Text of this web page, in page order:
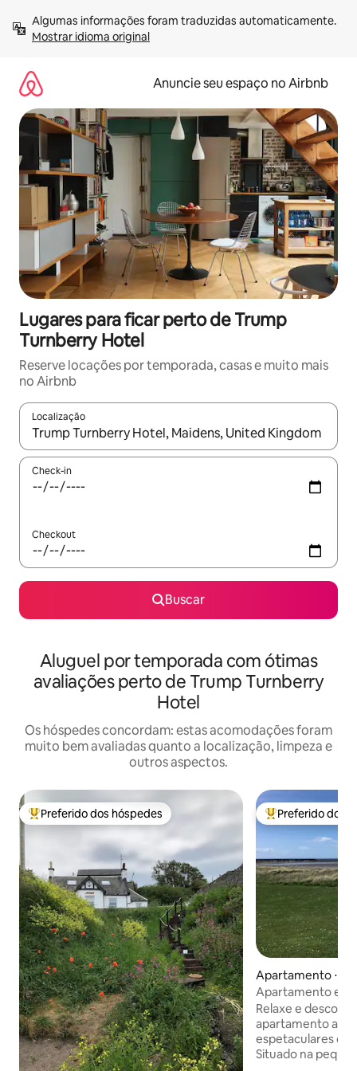
para
Mostrar idioma original
Anuncie seu espaço no Airbnb
Lugares para ficar perto de Trump
Turnberry Hotel
Reserve locações por temporada, casas e muito mais
no Airbnb
Localização
Quando os resultados estiverem disponíveis, explore-os
Check-in
Checkout
Buscar
Aluguel por temporada com ótimas
avaliações perto de Trump Turnberry
Hotel
Os hóspedes concordam: estas acomodações foram
muito bem avaliadas quanto a localização, limpeza e
outros aspectos.
Entre os melhores preferidos dos hóspedes
Preferido dos hóspedes Entre os
Preferido dos
Apartamento ⋅
Apartamento em
Seaview
Relaxe e
apartamento
espetaculares da
Situado na